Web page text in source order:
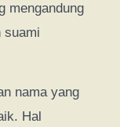
mengandung
suami
nama yang
Hal